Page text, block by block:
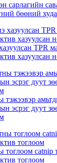
сарлагийн
бөөний
TPR
хазуулсан
тэжээвэр
эсрэг дуут
тоглоом catnip
тоглоом